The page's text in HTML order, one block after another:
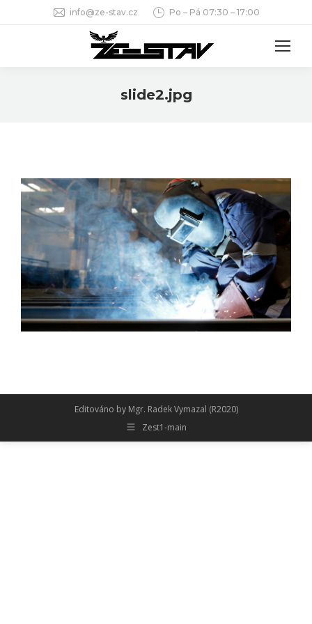
info@ze-stav.cz Po – Pá 07:30 – 17:00
slide2.jpg
Editováno by Mgr. Radek Vymazal (R2020)
Zest1-main